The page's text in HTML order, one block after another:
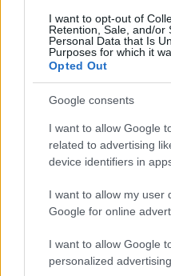
I want to opt-out of
Retention, Sale, and/or
Personal Data that Is
Purposes for which it
Opted Out
Google consents
I want to allow Google
related to advertising
device identifiers in
I want to allow my user
Google for online
I want to allow Google
personalized advertising.
eseményen Fülöp Attila, a
gondoskodáspolitikáért
ahogy a szolnoki
TOVÁBB OLVASOM
JNSZ megyei hírek
Dobrev és Györfi a
– egy helyi lakos is